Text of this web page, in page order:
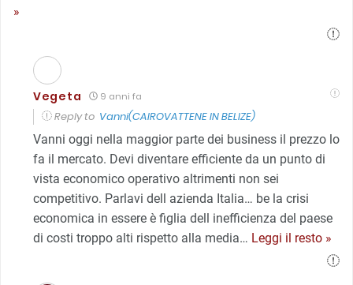
»
Vegeta 9 anni fa
Reply to Vanni(CAIROVATTENE IN BELIZE)
Vanni oggi nella maggior parte dei business il prezzo lo
fa il mercato. Devi diventare efficiente da un punto di
vista economico operativo altrimenti non sei
competitivo. Parlavi dell azienda Italia… be la crisi
economica in essere è figlia dell inefficienza del paese
di costi troppo alti rispetto alla media… Leggi il resto »